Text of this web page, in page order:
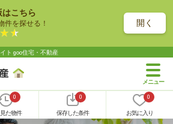
はこちら
件を探せる！ 開く
ト goo住宅・不動産
0
た物件
0
保存した条件
0
お気に入り